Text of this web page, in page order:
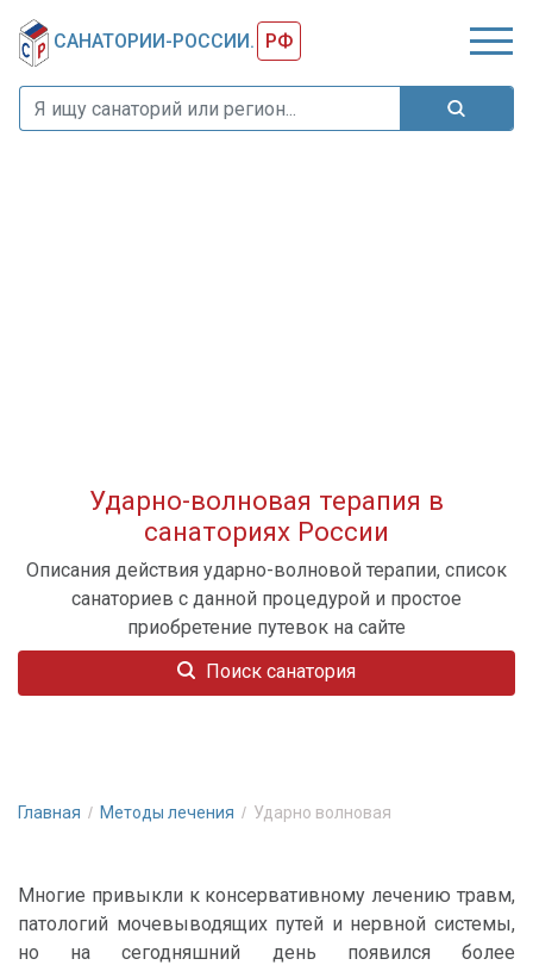
САНАТОРИИ-РОССИИ. РФ
Ударно-волновая терапия в
санаториях России
Описания действия ударно-волновой терапии, список
санаториев с данной процедурой и простое
приобретение путевок на сайте
Поиск санатория
Главная Методы лечения Ударно волновая
Многие привыкли к консервативному лечению травм,
патологий мочевыводящих путей и нервной системы,
но на сегодняшний день появился более